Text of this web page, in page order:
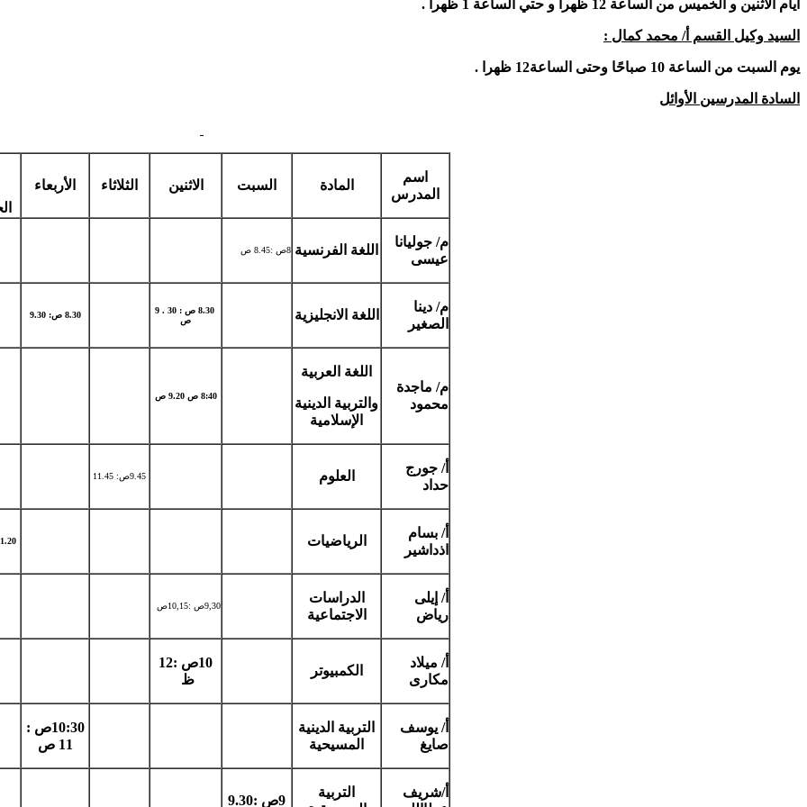
أيام الاثنين و الخميس من الساعة 12 ظهرا و حتي الساعة 1 ظهرا .
السيد وكيل القسم أ/ محمد كمال :
يوم السبت من الساعة 10 صباحًا وحتى الساعة12 ظهرا .
السادة المدرسين الأوائل
اسم
المدرس
المادة السبت الاثنين الثلاثاء
الأربعاء
م/ جوليانا
عيسى
اللغة الفرنسية 8ص :8.45 ص
م/ دينا
الصغير
اللغة الانجليزية 8.30 ص : 30 .
9
ص
8.30 ص: 9.30
م/ ماجدة
محمود
اللغة العربية
والتربية الدينية
الإسلامية
8:40 ص 9.20 ص
أ/ جورج
حداد
العلوم
أ/ بسام
اذداشير
الرياضيات 11.20
أ/ إيلى
رياض
الدراسات
الاجتماعية
9,30ص :10,15ص
أ/ ميلاد
مكارى
الكمبيوتر
10ص :12
ظ
أ/ يوسف
صايغ
التربية الدينية
المسيحية
10:30ص :
11 ص
أ/شريف
التربية
9ص :9.30